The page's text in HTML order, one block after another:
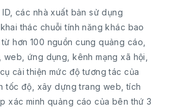
các nhà xuất bản sử dụng
thác chuỗi tính năng khác bao
hơn 100 nguồn cung quảng cáo,
ứng dụng, kênh mạng xã hội,
cải thiện mức độ tương tác của
tốc độ, xây dựng trang web, tích
xác minh quảng cáo của bên thứ 3